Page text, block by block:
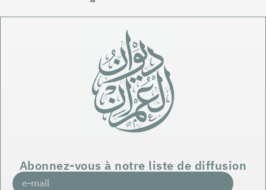
Abonnez-vous à notre liste de diffusion